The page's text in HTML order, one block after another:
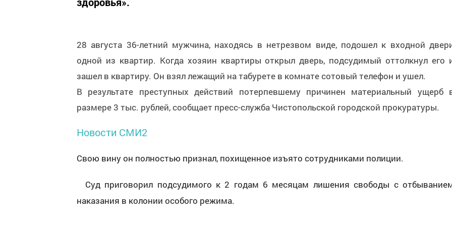
28 августа 36-летний мужчина, находясь в нетрезвом виде, подошел к входной
одной из квартир. Когда хозяин квартиры открыл дверь, подсудимый оттолкнул его
зашел в квартиру. Он взял лежащий на табурете в комнате сотовый телефон и ушел.
В результате преступных действий потерпевшему причинен материальный ущерб
размере 3 тыс. рублей, сообщает пресс-служба Чистопольской городской прокуратуры.
Новости СМИ2
Свою вину он полностью признал, похищенное изъято сотрудниками полиции.
Суд приговорил подсудимого к 2 годам 6 месяцам лишения свободы с
наказания в колонии особого режима.